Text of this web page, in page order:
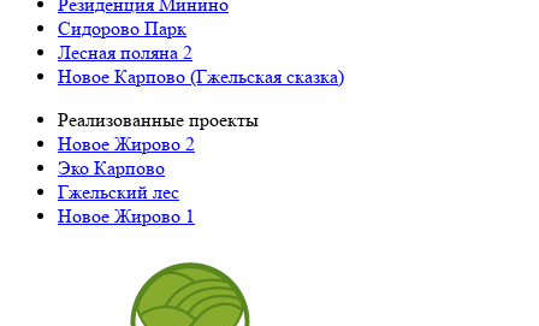
Резиденция Минино
Сидорово Парк
Лесная поляна 2
Новое Карпово (Гжельская сказка)
Реализованные проекты
Новое Жирово 2
Эко Карпово
Гжельский лес
Новое Жирово 1